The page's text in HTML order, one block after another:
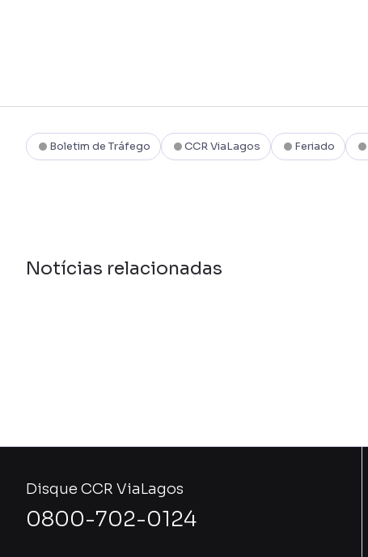
Boletim de Tráfego CCR ViaLagos Feriado
Notícias relacionadas
Disque CCR ViaLagos
0800-702-0124